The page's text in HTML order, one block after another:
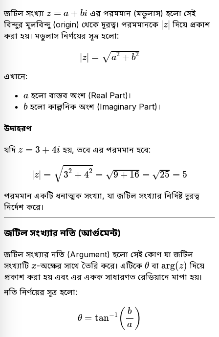
জটিল সংখ্যা z = a + bi
z + b
এর পরমমান (মডুলাস) হলো সেই
বিন্দুর মূলবিন্দু (origin) থেকে দূরত্ব। পরমমানকে |z|
| z|দিয়ে প্রকাশ
করা হয়। মডুলাস নির্ণয়ের সূত্র হলো:
|z| = √a2 + b2
| 2+b2
এখানে:
a
a হলো বাস্তব অংশ (Real Part)।
b
bহলো কাল্পনিক অংশ (Imaginary Part)।
উদাহরণ
যদি z = 3 + 4i
z + 4 হয়, তবে এর পরমমান হবে:
|z| = √32 + 42 = √9+16 = √25 = 5
z|=32+4
পরমমান একটি ধনাত্মক সংখ্যা, যা জটিল সংখ্যার নির্দিষ্ট দূরত্ব
নির্দেশ করে।
জটিল সংখ্যার নতি (আর্গুমেন্ট)
জটিল সংখ্যার নতি (Argument) হলো সেই কোণ যা জটিল
সংখ্যাটি x
x-অক্ষের সাথে তৈরি করে। এটিকে θ
θ বা arg(z)
arg(z) দিয়ে
প্রকাশ করা হয় এবং এর একক সাধারণত রেডিয়ানে মাপা হয়।
নতি নির্ণয়ের সূত্র হলো:
θ = tan−1 ( b
a )
ba )